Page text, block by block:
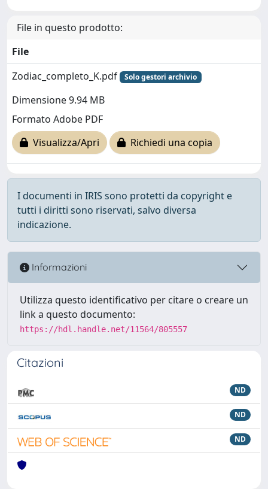
File in questo prodotto:
File
Zodiac_completo_K.pdf
Solo gestori archivio
Dimensione 9.94 MB
Formato Adobe PDF
Visualizza/Apri
Richiedi una copia
I documenti in IRIS sono protetti da copyright e
tutti i diritti sono riservati, salvo diversa
indicazione.
Informazioni
Utilizza questo identificativo per citare o creare un
link a questo documento:
https://hdl.handle.net/11564/805557
Citazioni
ND
ND
ND